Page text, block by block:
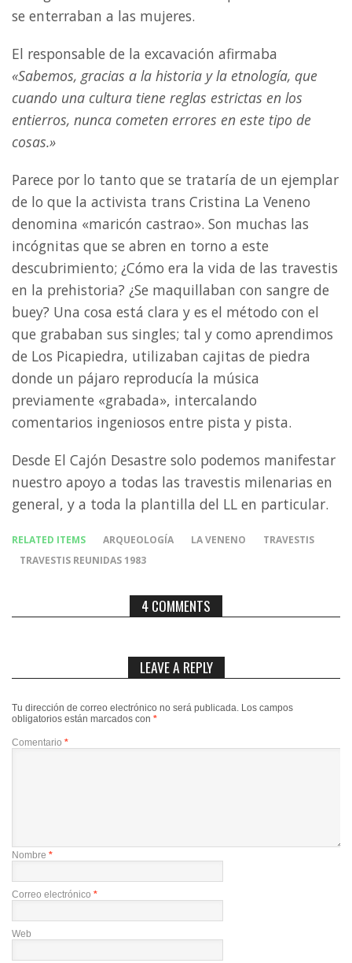
se enterraban a las mujeres.
El responsable de la excavación afirmaba
«Sabemos, gracias a la historia y la etnología, que
cuando una cultura tiene reglas estrictas en los
entierros, nunca cometen errores en este tipo de
cosas.»
Parece por lo tanto que se trataría de un ejemplar
de lo que la activista trans Cristina La Veneno
denomina «maricón castrao». Son muchas las
incógnitas que se abren en torno a este
descubrimiento; ¿Cómo era la vida de las travestis
en la prehistoria? ¿Se maquillaban con sangre de
buey? Una cosa está clara y es el método con el
que grababan sus singles; tal y como aprendimos
de Los Picapiedra, utilizaban cajitas de piedra
donde un pájaro reproducía la música
previamente «grabada», intercalando
comentarios ingeniosos entre pista y pista.
Desde El Cajón Desastre solo podemos manifestar
nuestro apoyo a todas las travestis milenarias en
general, y a toda la plantilla del LL en particular.
RELATED ITEMS ARQUEOLOGÍA LA VENENO
TRAVESTIS
TRAVESTIS REUNIDAS 1983
4 COMMENTS
LEAVE A REPLY
Tu dirección de correo electrónico no será publicada. Los campos
obligatorios están marcados con *
Comentario *
Nombre *
Correo electrónico *
Web